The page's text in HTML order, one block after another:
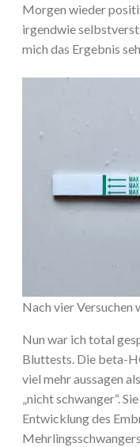
Morgen wieder
irgendwie
mich das Ergebnis
Nach vier Versuchen
Nun war ich total
Bluttests. Die beta-
viel mehr aussagen
„nicht schwanger“.
Entwicklung des